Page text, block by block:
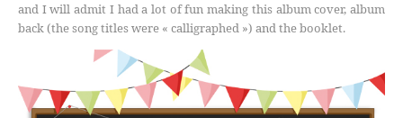
and I will admit I had a lot of fun making this album cover, album
back (the song titles were « calligraphed ») and the booklet.